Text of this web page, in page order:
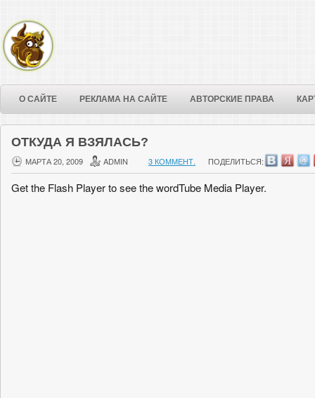
О САЙТЕ РЕКЛАМА НА САЙТЕ АВТОРСКИЕ ПРАВА
ОТКУДА Я ВЗЯЛАСЬ?
МАРТА 20, 2009 ADMIN 3 КОММЕНТ. ПОДЕЛИТЬСЯ:
Get the Flash Player to see the wordTube Media Player.